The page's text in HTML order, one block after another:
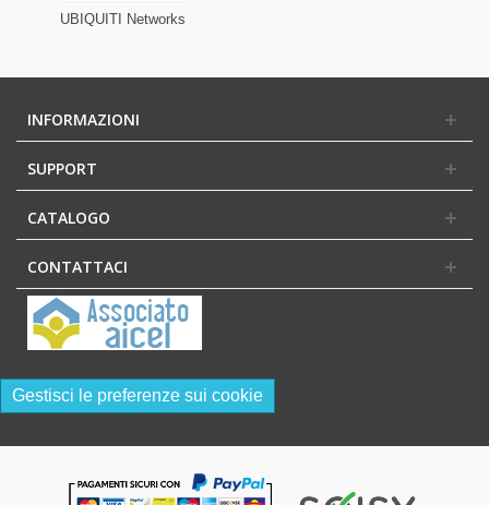
UBIQUITI Networks
INFORMAZIONI
SUPPORT
CATALOGO
CONTATTACI
Gestisci le preferenze sui cookie